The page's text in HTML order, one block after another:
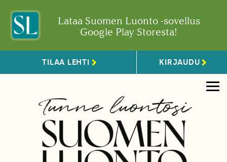
Lataa Suomen Luonto -sovellus
Google Play Storesta!
TILAA LEHTI KIRJAUDU